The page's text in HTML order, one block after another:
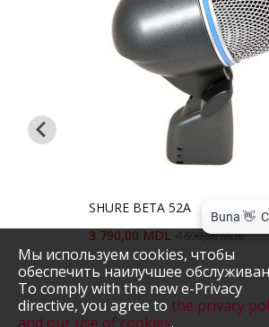
Мы используем cookies, чтобы
обеспечить наилучшее
To comply with the new e-Privacy
directive, you agree to the privacy
and our use of cookies.
SHURE BETA 52A
3 790,00 MDL
4 690,00 MDL